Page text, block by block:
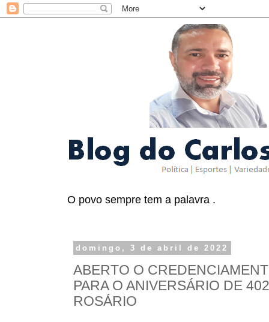
O povo sempre tem a palavra .
domingo, 3 de abril de 2022
ABERTO O
PARA O ANIVERSÁRIO DE
ROSÁRIO